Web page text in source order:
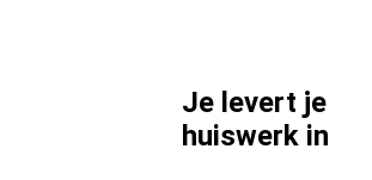
Je levert je
huiswerk in